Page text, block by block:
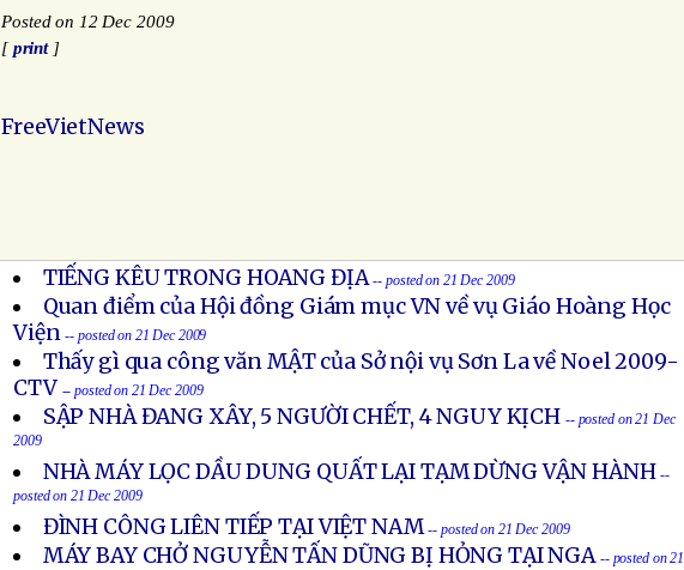
Posted on 12 Dec 2009
[print]
FreeVietNews
TIẾNG KÊU TRONG HOANG ĐỊA -- posted on 21 Dec 2009
Quan điểm của Hội đồng Giám mục VN về vụ Giáo Hoàng Học
Viện-- posted on 21 Dec 2009
Thấy gì qua công văn MẬT của Sở nội vụ Sơn La về Noel 2009-
CTV -- posted on 21 Dec 2009
SẬP NHÀ ĐANG XÂY, 5 NGƯỜI CHẾT, 4 NGUY KỊCH -- posted on 21 Dec
2009
NHÀ MÁY LỌC DẦU DUNG QUẤT LẠI TẠM DỪNG VẬN HÀNH --
posted on 21 Dec 2009
ĐÌNH CÔNG LIÊN TIẾP TẠI VIỆT NAM -- posted on 21 Dec 2009
MÁY BAY CHỞ NGUYỄN TẤN DŨNG BỊ HỎNG TẠI NGA -- posted on 21